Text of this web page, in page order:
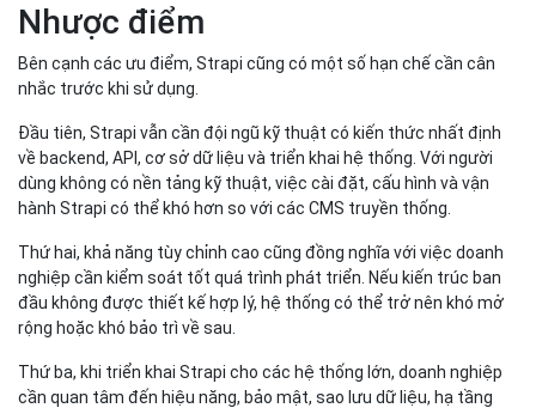
Nhược điểm
Bên cạnh các ưu điểm, Strapi cũng có một số hạn chế cần cân
nhắc trước khi sử dụng.
Đầu tiên, Strapi vẫn cần đội ngũ kỹ thuật có kiến thức nhất định
về backend, API, cơ sở dữ liệu và triển khai hệ thống. Với người
dùng không có nền tảng kỹ thuật, việc cài đặt, cấu hình và vận
hành Strapi có thể khó hơn so với các CMS truyền thống.
Thứ hai, khả năng tùy chỉnh cao cũng đồng nghĩa với việc doanh
nghiệp cần kiểm soát tốt quá trình phát triển. Nếu kiến trúc ban
đầu không được thiết kế hợp lý, hệ thống có thể trở nên khó mở
rộng hoặc khó bảo trì về sau.
Thứ ba, khi triển khai Strapi cho các hệ thống lớn, doanh nghiệp
cần quan tâm đến hiệu năng, bảo mật, sao lưu dữ liệu, hạ tầng